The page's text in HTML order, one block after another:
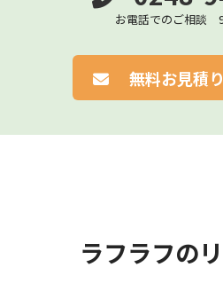
お電話でのご相談
無料お見積
ラフラフの